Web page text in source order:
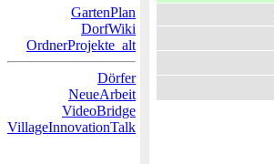
GartenPlan
DorfWiki
OrdnerProjekte_alt
Dörfer
NeueArbeit
VideoBridge
VillageInnovationTalk